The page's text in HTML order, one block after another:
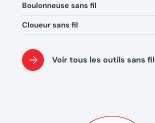
Boulonneuse sans fil
Cloueur sans fil
Voir tous les outils sans fil